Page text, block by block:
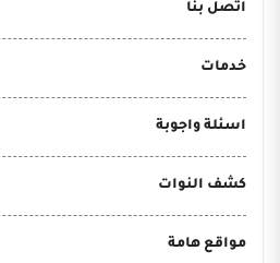
اتصل بنا
خدمات
اسئلة واجوبة
كشف النوات
مواقع هامة